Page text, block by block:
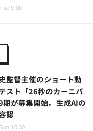
9:00
監督主催のショート動
スト「26秒のカーニバ
期が募集開始。生成AIの
認
10:30